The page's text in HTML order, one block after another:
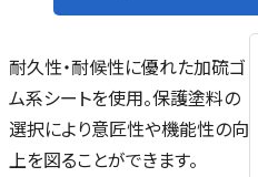
耐久性・耐候性に優れた加硫ゴ
ム系シートを使用。保護塗料の
選択により意匠性や機能性の向
上を図ることができます。